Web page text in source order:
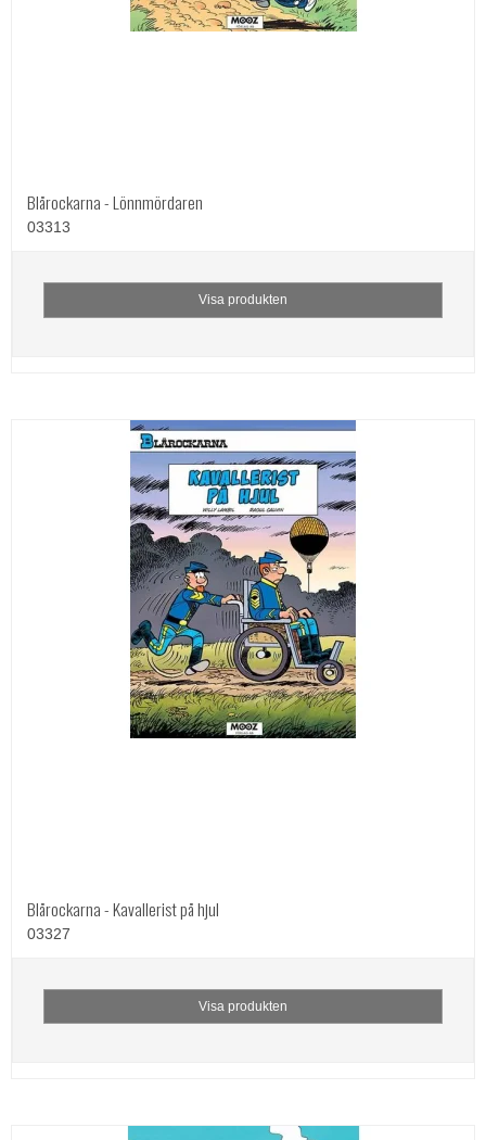
Blårockarna - Lönnmördaren
03313
Visa produkten
Blårockarna - Kavallerist på hjul
03327
Visa produkten